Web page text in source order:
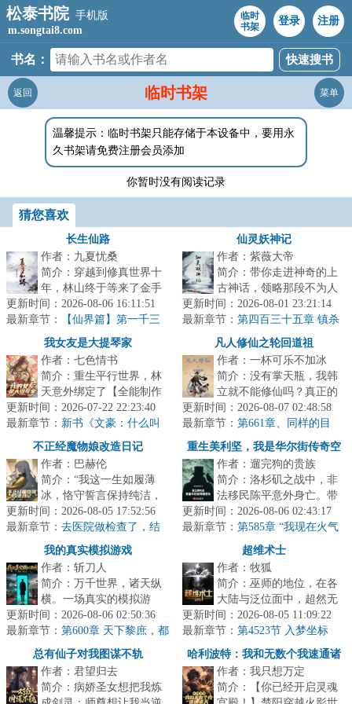
松泰书院 手机版
m.songtai8.com
临时
书架
登录 注册
书名：
临时书架
返回 菜单
温馨提示：临时书架只能存储于本设备中，要用永
久书架请免费注册会员添加
你暂时没有阅读记录
猜您喜欢
长生仙路
作者：九夏忧桑
简介：穿越到修真世界十
年，林山终于等来了金手
指。他意外发现了自己有
强化的能力。无论功法，
丹药，法宝...
更新时间：2026-08-06 16:11:51
最新章节：
【仙界篇】第一千三
百八十五章 祭祀大乱，胡吃海塞
仙灵妖神记
作者：紫薇大帝
简介：带你走进神奇的上
古神话，领略那段不为人
知的故事。...
更新时间：2026-08-01 23:21:14
最新章节： 第四百三十五章 镇杀
尘世巨蟒，四灵宝镇四巫！
我女友是大提琴家
作者：七色情书
简介：重生平行世界，林
天意外绑定了【全能制作
人】系统，只要绑定搭
档，将其培养成超级“偶
像”，自己就...
更新时间：2026-07-22 22:23:40
最新章节： 新书《文豪：什么叫
别人家的孩子啊》已发~
凡人修仙之轮回道祖
作者：一杯可乐不加冰
简介：没有掌天瓶，我韩
立就不能修仙吗？真正的
凡人流。不一样的剧情等
着挖掘。本书又名：《凡
人前传》《...
更新时间：2026-08-07 02:48:58
最新章节： 第661章、同样的目
标！相差的一天！（四更，求订
阅！）
不正经魔物娘改造日记
作者：巴赫伦
简介：“我这一生如履薄
冰，恪守誓言保持纯洁，
从未破誓！”“……你问她
们是怎么回事？”“嗨！”“圣
骑...
更新时间：2026-08-05 17:52:56
最新章节： 去医院做检查了，结
果不算好
重生美利坚，我是华尔街传奇空
头
作者：遛完狗的贵族
简介：洛杉矶之战中，非
法移民陈平意外身亡。带
着深深的怨念，陈平重生
回年的美利坚，附身到一
个叫拉里·...
更新时间：2026-08-06 02:43:17
最新章节： 第585章 “我现在火气
很大！”三人探望梅隆
我的真实模拟游戏
作者：斩刀人
简介：万千世界，诸天纵
横。一场真实的模拟游
戏，开启一场新的人生。
年的世界，当别人都在下
海经商，当二...
更新时间：2026-08-06 02:50:36
最新章节： 第600章 天下黎庶，都
有不该死的理由
超维术士
作者：牧狐
简介：巫师的地位，在各
大陆与泛位面中，超然无
上。神秘、智慧、残忍、
血腥，俨然是巫师的代名
词。但真实...
更新时间：2026-08-05 11:09:22
最新章节： 第4523节 入梦坐标
总有仙子对我图谋不轨
作者：君望归去
简介：病娇圣女想把我炼
哈利波特：我和无数个我速通诸
天
作者：我只想万定
简介：【你已经开启灵魂